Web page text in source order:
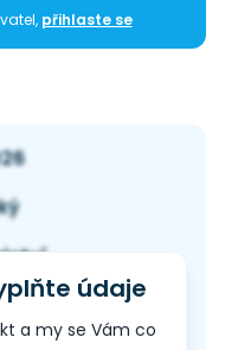
přihlaste se
údaje
a my se Vám co